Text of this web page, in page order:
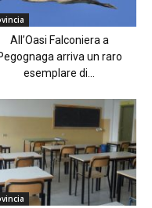
All’Oasi Falconiera a
arriva un raro
esemplare di...